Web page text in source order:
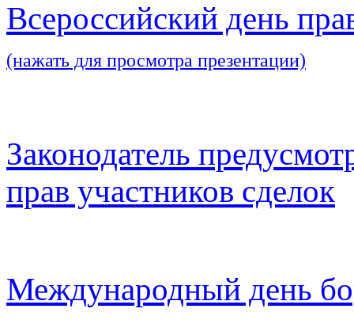
Всероссийский день
(нажать для просмотра презентации)
Законодатель
прав участников сделок
Международный день